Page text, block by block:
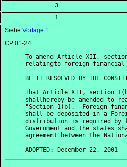
              3
              1
Siehe Vorlage 1
CP 01-24
To amend Article XII,
relatingto foreign financial
BE IT RESOLVED BY THE
That Article XII, section
shallhereby be amended to
"Section 1(b).  Foreign
shall be deposited in a
distribution is required by
Government and the states
agreement between the